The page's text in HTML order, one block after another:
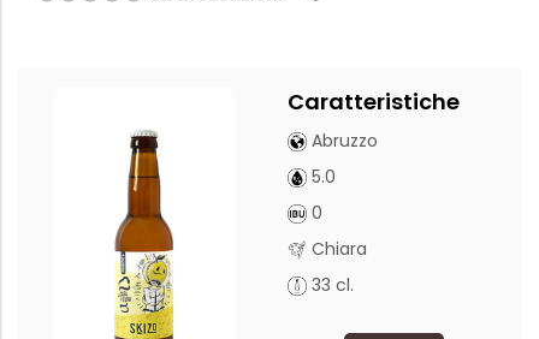
Caratteristiche
Abruzzo
5.0
0
Chiara
33 cl.